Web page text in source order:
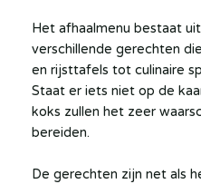
Het afhaalmenu bestaat
verschillende gerechten
en rijsttafels tot culinaire
Staat er iets niet op de
koks zullen het zeer
bereiden.
De gerechten zijn net als